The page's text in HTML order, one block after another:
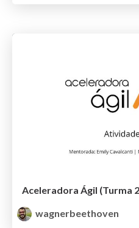
wagnerbeethoven